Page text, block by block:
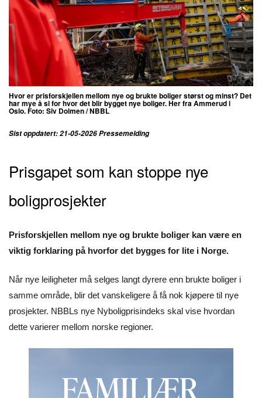
Hvor er prisforskjellen mellom nye og brukte boliger størst og minst? Det
har mye å si for hvor det blir bygget nye boliger. Her fra Ammerud i
Oslo.Foto: Siv Dolmen / NBBL
Sist oppdatert: 21-05-2026 Pressemelding
Prisgapet som kan stoppe nye
boligprosjekter
Prisforskjellen mellom nye og brukte boliger kan være en
viktig forklaring på hvorfor det bygges for lite i Norge.
Når nye leiligheter må selges langt dyrere enn brukte boliger i
samme område, blir det vanskeligere å få nok kjøpere til nye
prosjekter. NBBLs nye Nyboligprisindeks skal vise hvordan
dette varierer mellom norske regioner.